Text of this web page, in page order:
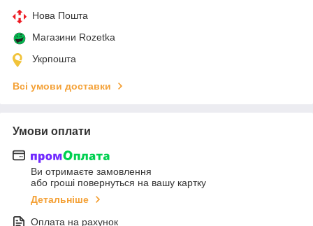
Нова Пошта
Магазини Rozetka
Укрпошта
Всі умови доставки
Умови оплати
Ви отримаєте замовлення
або гроші повернуться на вашу картку
Детальніше
Оплата на рахунок